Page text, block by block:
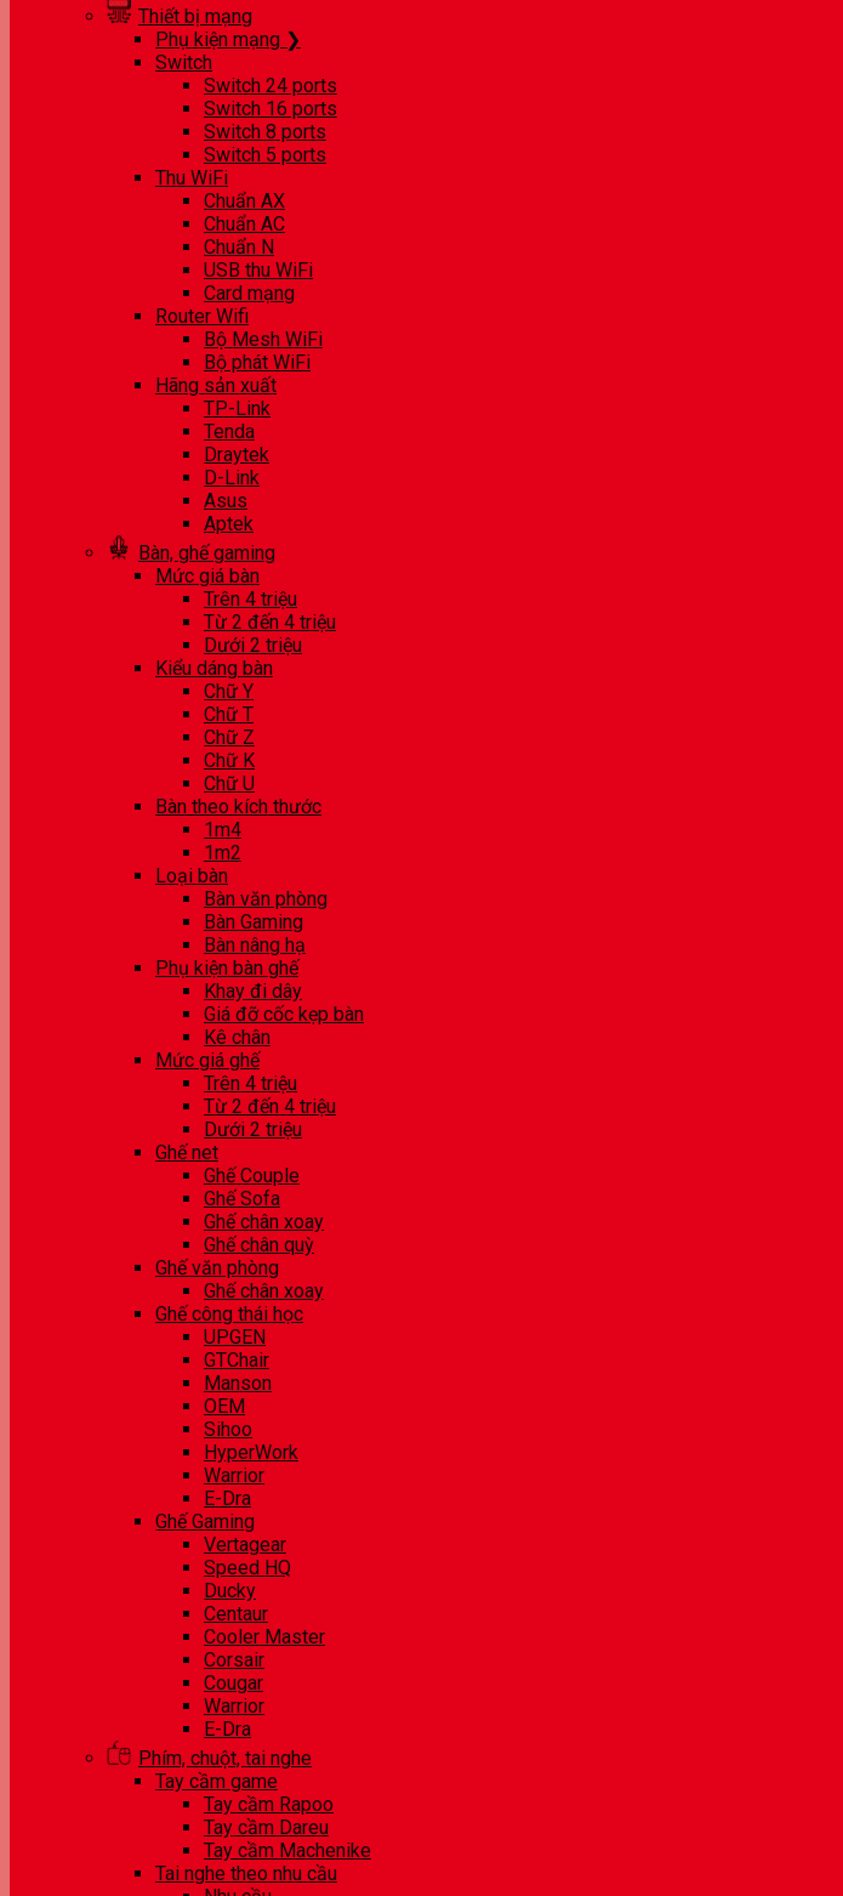
Thiết bị mạng
Phụ kiện mạng ❯
Switch
Switch 24 ports
Switch 16 ports
Switch 8 ports
Switch 5 ports
Thu WiFi
Chuẩn AX
Chuẩn AC
Chuẩn N
USB thu WiFi
Card mạng
Router Wifi
Bộ Mesh WiFi
Bộ phát WiFi
Hãng sản xuất
TP-Link
Tenda
Draytek
D-Link
Asus
Aptek
Bàn, ghế gaming
Mức giá bàn
Trên 4 triệu
Từ 2 đến 4 triệu
Dưới 2 triệu
Kiểu dáng bàn
Chữ Y
Chữ T
Chữ Z
Chữ K
Chữ U
Bàn theo kích thước
1m4
1m2
Loại bàn
Bàn văn phòng
Bàn Gaming
Bàn nâng hạ
Phụ kiện bàn ghế
Khay đi dây
Giá đỡ cốc kẹp bàn
Kê chân
Mức giá ghế
Trên 4 triệu
Từ 2 đến 4 triệu
Dưới 2 triệu
Ghế net
Ghế Couple
Ghế Sofa
Ghế chân xoay
Ghế chân quỳ
Ghế văn phòng
Ghế chân xoay
Ghế công thái học
UPGEN
GTChair
Manson
OEM
Sihoo
HyperWork
Warrior
E-Dra
Ghế Gaming
Vertagear
Speed HQ
Ducky
Centaur
Cooler Master
Corsair
Cougar
Warrior
E-Dra
Phím, chuột, tai nghe
Tay cầm game
Tay cầm Rapoo
Tay cầm Dareu
Tay cầm Machenike
Tai nghe theo nhu cầu